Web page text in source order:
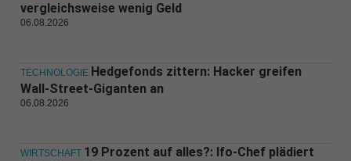
vergleichsweise wenig Geld
06.08.2026
TECHNOLOGIE Hedgefonds zittern: Hacker greifen
Wall-Street-Giganten an
06.08.2026
WIRTSCHAFT 19 Prozent auf alles?: Ifo-Chef plädiert